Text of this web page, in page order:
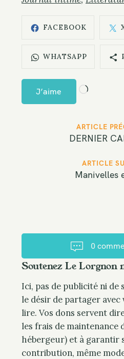
FACEBOOK
WHATSAPP
J’aime
C
r
g
e
m
…
g
t
i
o
n
ARTICLE
DERNIER
ARTICLE
Manivelles
0
Soutenez Le Lorgnon
Ici, pas de publicité ni de
le désir de partager
lire. Vos dons servent
les frais de maintenance
hébergeur) et à garantir
contribution, même